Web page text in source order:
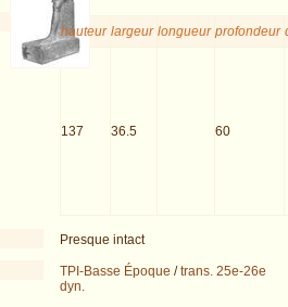
hauteur largeur longueur profondeur
137 36.5 60
Presque intact
TPI-Basse Époque /trans. 25e-26e
dyn.